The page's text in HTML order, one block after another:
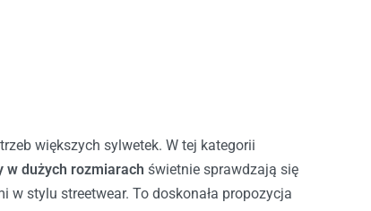
większych sylwetek. W tej kategorii
w dużych rozmiarach świetnie sprawdzają się
w stylu streetwear. To doskonała propozycja